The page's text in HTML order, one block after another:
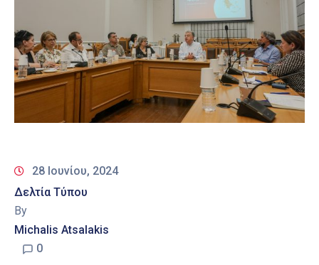
Δράσεις
Ψηφιακές
Υπηρεσίες
28 Ιουνίου, 2024
Δελτία Τύπου
By
Michalis Atsalakis
0